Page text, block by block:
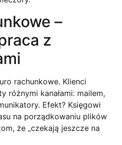
–
z
rachunkowe. Klienci
różnymi kanałami: mailem,
Efekt? Księgowi
na porządkowaniu plików
że „czekają jeszcze na